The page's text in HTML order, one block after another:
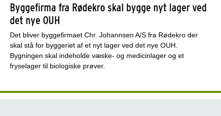
Byggefirma fra Rødekro skal bygge nyt lager ved
det nye OUH
Det bliver byggefirmaet Chr. Johannsen A/S fra Rødekro der
skal stå for byggeriet af et nyt lager ved det nye OUH.
Bygningen skal indeholde væske- og medicinlager og et
fryselager til biologiske prøver.